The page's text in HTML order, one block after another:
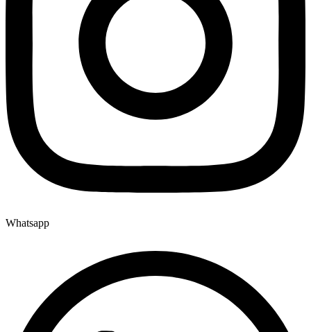
Whatsapp